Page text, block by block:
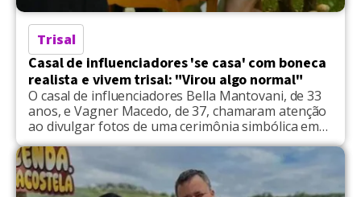
Trisal
Casal de influenciadores 'se casa' com boneca
realista e vivem trisal: "Virou algo normal"
O casal de influenciadores Bella Mantovani, de 33
anos, e Vagner Macedo, de 37, chamaram atenção
ao divulgar fotos de uma cerimônia simbólica em
que oficializam a entrada de uma boneca realista
chamada Kathleen na relação. Segundo o casal, o
“casamento” ocorreu há cerca de três meses, e a
boneca passou a ser tratada como […]